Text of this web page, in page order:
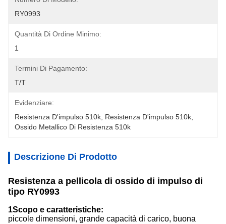
RY0993
Quantità Di Ordine Minimo:
1
Termini Di Pagamento:
T/T
Evidenziare:
Resistenza D'impulso 510k Resistenza D'impulso 510k
Ossido Metallico Di Resistenza 510k
Descrizione Di Prodotto
Resistenza a pellicola di ossido di impulso di
tipo RY0993
1Scopo e caratteristiche:
piccole dimensioni, grande capacità di carico, buona